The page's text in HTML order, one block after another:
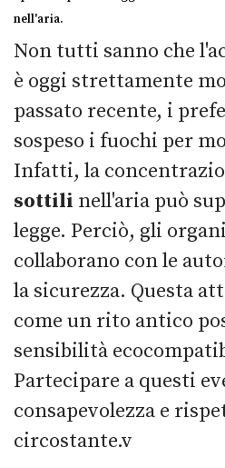
nell'aria.
Non tutti sanno che
è oggi strettamente
passato recente, i
sospeso i fuochi per
Infatti, la
sottili nell'aria può
legge. Perciò, gli
collaborano con le
la sicurezza. Questa
come un rito antico
sensibilità
Partecipare a questi
consapevolezza e
circostante.v